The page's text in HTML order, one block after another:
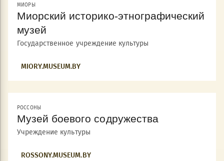
МИОРЫ
Миорский историко-этнографический
музей
Государственное учреждение культуры
MIORY.MUSEUM.BY
РОССОНЫ
Музей боевого содружества
Учреждение культуры
ROSSONY.MUSEUM.BY